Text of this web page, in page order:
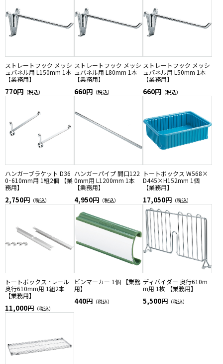
ストレートフック メッシ
ュパネル用 L150mm 1本
【業務用】
770円 （税込）
ストレートフック メッシ
ュパネル用 L80mm 1本
【業務用】
660円 （税込）
ストレートフック メッシ
ュパネル用 L50mm 1本
【業務用】
660円 （税込）
ハンガーブラケット D36
0･610mm用 1組2個 【業
務用】
2,750円 （税込）
ハンガーパイプ 間口122
0mm用 L1200mm 1本
【業務用】
4,950円 （税込）
トートボックス W568×
D445×H152mm 1個
【業務用】
17,050円 （税込）
トートボックス ･レール
奥行610mm用 1組2本
【業務用】
11,000円 （税込）
ビンマーカー 1個 【業務
用】
440円 （税込）
ディバイダー 奥行610m
m用 1枚 【業務用】
5,500円 （税込）